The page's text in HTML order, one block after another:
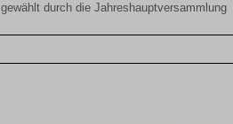
gewählt durch die Jahreshauptversammlung